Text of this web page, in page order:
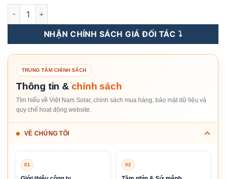
5.0 TP2 - Inverter Hybrid Sigenergy 5KW 3 Pha số lượng
NHẬN CHÍNH SÁCH GIÁ ĐỐI TÁC ⤵️
TRUNG TÂM CHÍNH SÁCH
Thông tin & chính sách
Tìm hiểu về Việt Nam Solar, chính sách mua hàng, bảo mật dữ liệu và
quy chế hoạt động website.
VỀ CHÚNG TÔI
01 02